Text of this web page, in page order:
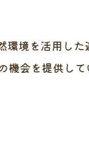
境を活用した
会を提供して